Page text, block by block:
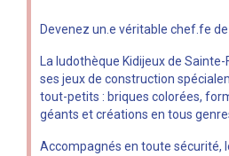
Devenez un.e véritable chef.fe de
La ludothèque Kidijeux de
ses jeux de construction
tout-petits : briques colorées,
géants et créations en tous
Accompagnés en toute sécurité,